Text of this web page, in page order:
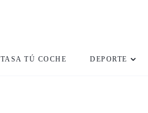
TASA TÚ COCHE DEPORTE